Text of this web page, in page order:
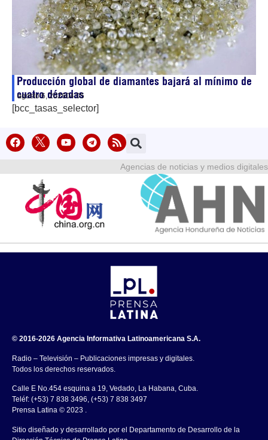
Producción global de diamantes bajará al mínimo de
cuatro décadas
agosto 6, 202604:05
[bcc_tasas_selector]
Agencias de noticias y medios digitales
© 2016-2026 Agencia Informativa Latinoamericana S.A.
Radio – Televisión – Publicaciones impresas y digitales.
Todos los derechos reservados.
Calle E No.454 esquina a 19, Vedado, La Habana, Cuba.
Teléf: (+53) 7 838 3496, (+53) 7 838 3497
Prensa Latina © 2023 .
Sitio diseñado y desarrollado por el Departamento de Desarrollo de la